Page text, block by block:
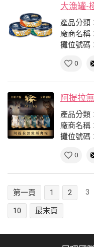
大漁罐-
產品分類
廠商名稱
攤位號碼
0
阿提拉
產品分類
廠商名稱
攤位號碼
0
第一頁 1 2 3
10
最末頁